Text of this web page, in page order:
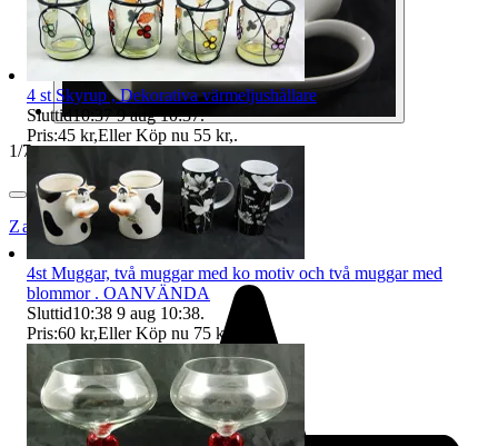
1/7
Zappoz1
4 st Skyrup , Dekorativa värmeljushållare
Sluttid10:37 9 aug 10:37.
Pris:45 kr,Eller Köp nu 55 kr,.
4st Muggar, två muggar med ko motiv och två muggar med
blommor . OANVÄNDA
Sluttid10:38 9 aug 10:38.
Pris:60 kr,Eller Köp nu 75 kr